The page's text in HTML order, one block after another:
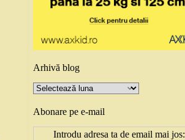
Arhivă blog
Arhivă
blog
Abonare pe e-mail
Introdu adresa ta de email mai jos: